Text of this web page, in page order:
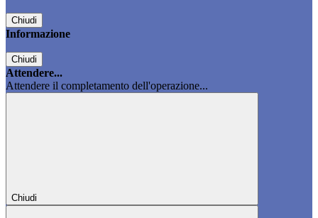
Chiudi
Informazione
Chiudi
Attendere...
Attendere il completamento dell'operazione...
Chiudi